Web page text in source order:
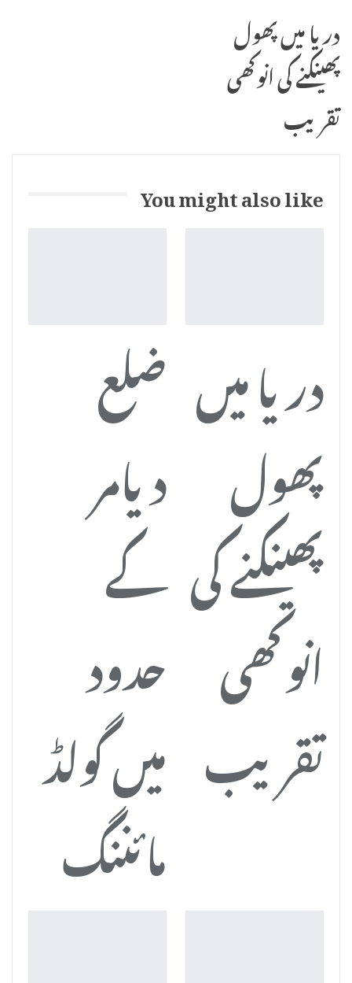
دریا میں پھول
پھینکنے کی انوکھی
تقریب
You might also like
دریا میں
پھول
پھینکنے کی
انوکھی
تقریب
ضلع
دیامر
کے
حدود
میں گولڈ
مائننگ